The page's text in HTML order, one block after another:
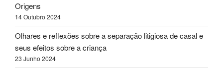
Origens
14 Outubro 2024
Olhares e reflexões sobre a separação litigiosa de casal e
seus efeitos sobre a criança
23 Junho 2024